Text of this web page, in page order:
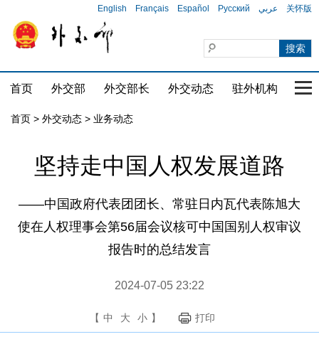
English Français Español Русский عربي 关怀版
首页 外交部 外交部长 外交动态 驻外机构 国
首页 > 外交动态 > 业务动态
坚持走中国人权发展道路
——中国政府代表团团长、常驻日内瓦代表陈旭大
使在人权理事会第56届会议核可中国国别人权审议
报告时的总结发言
2024-07-05 23:22
【 中 大 小 】 打印